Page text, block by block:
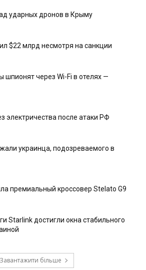
ударных дронов в Крыму
$22 млрд несмотря на санкции
шпионят через Wi-Fi в отелях —
электричества после атаки РФ
украинца, подозреваемого в
премиальный кроссовер Stelato G9
Starlink достигли окна стабильного
Завантажити більше